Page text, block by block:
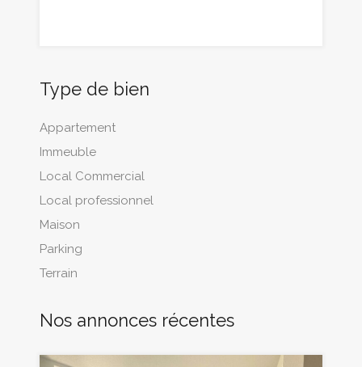
Type de bien
Appartement
Immeuble
Local Commercial
Local professionnel
Maison
Parking
Terrain
Nos annonces récentes